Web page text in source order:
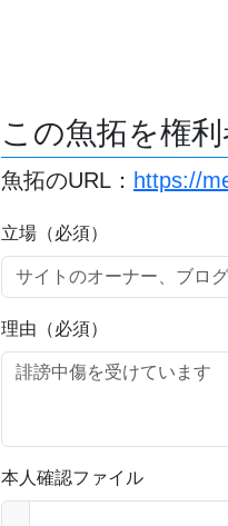
この魚拓を権
魚拓のURL： https://
立場（必須）
理由（必須）
本人確認ファイル